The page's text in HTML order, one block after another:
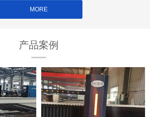
MORE
产品案例